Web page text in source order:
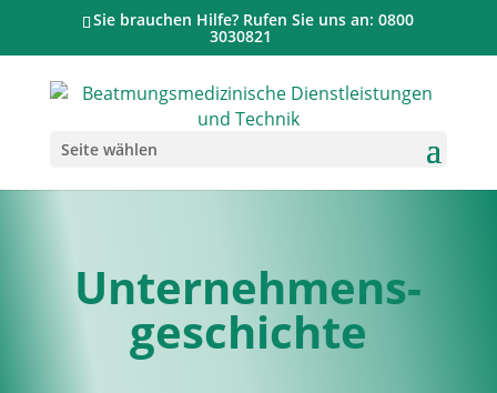
Sie brauchen Hilfe? Rufen Sie uns an: 0800
3030821
Seite wählen
Unternehmens­
geschichte